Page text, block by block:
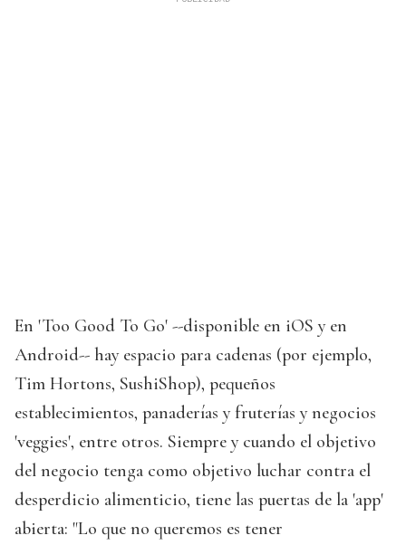
En 'Too Good To Go' --disponible en iOS y en
Android-- hay espacio para cadenas (por ejemplo,
Tim Hortons, SushiShop), pequeños
establecimientos, panaderías y fruterías y negocios
'veggies', entre otros. Siempre y cuando el objetivo
del negocio tenga como objetivo luchar contra el
desperdicio alimenticio, tiene las puertas de la 'app'
abierta: "Lo que no queremos es tener